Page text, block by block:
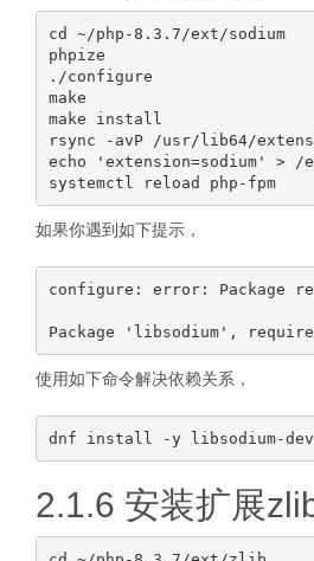
cd ~/php-8.3.7/ext/sodium
phpize
./configure
make
make install
rsync -avP /usr/lib64/
echo 'extension=sodium' > /
systemctl reload php-fpm
如果你遇到如下提示，
configure: error: Package
使用如下命令解决依赖关系，
2.1.6 安装扩展